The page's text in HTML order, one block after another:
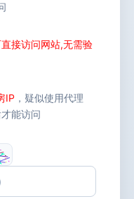
接访问网站,无需验
IP ，疑似使用代理
能访问